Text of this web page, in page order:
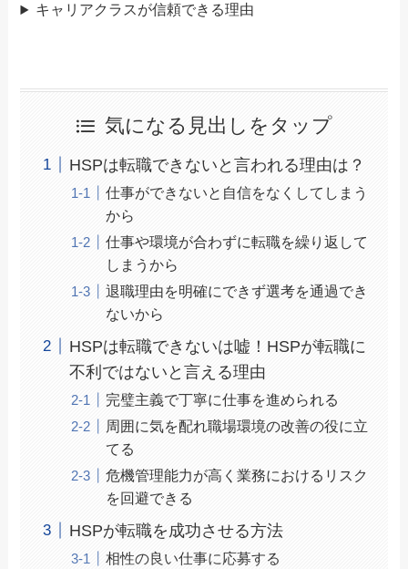
キャリアクラスが信頼できる理由
気になる見出しをタップ
HSPは転職できないと言われる理由は？
仕事ができないと自信をなくしてしまう
から
仕事や環境が合わずに転職を繰り返して
しまうから
退職理由を明確にできず選考を通過でき
ないから
HSPは転職できないは嘘！HSPが転職に
不利ではないと言える理由
完璧主義で丁寧に仕事を進められる
周囲に気を配れ職場環境の改善の役に立
てる
危機管理能力が高く業務におけるリスク
を回避できる
HSPが転職を成功させる方法
相性の良い仕事に応募する